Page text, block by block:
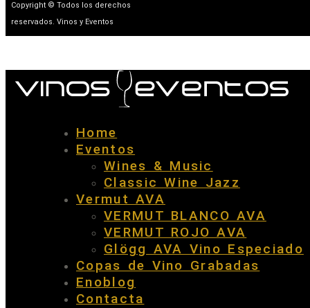
Copyright © Todos los derechos
reservados. Vinos y Eventos
Home
Eventos
Wines & Music
Classic Wine Jazz
Vermut AVA
VERMUT BLANCO AVA
VERMUT ROJO AVA
Glögg AVA Vino Especiado
Copas de Vino Grabadas
Enoblog
Contacta